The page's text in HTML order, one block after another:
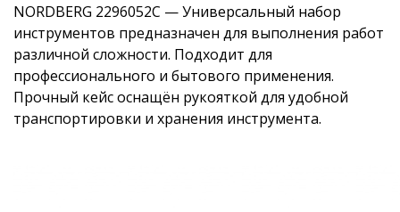
NORDBERG 2296052C — Универсальный набор
инструментов предназначен для выполнения работ
различной сложности. Подходит для
профессионального и бытового применения.
Прочный кейс оснащён рукояткой для удобной
транспортировки и хранения инструмента.